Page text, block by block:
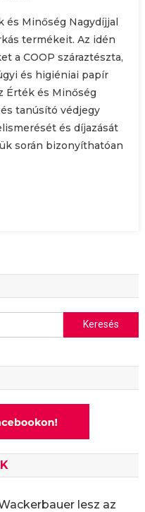
és Minőség Nagydíjjal
termékeit. Az idén
a COOP száraztészta,
és higiéniai papír
Érték és Minőség
tanúsító védjegy
és díjazását
során bizonyíthatóan
Keresés:
lesz az